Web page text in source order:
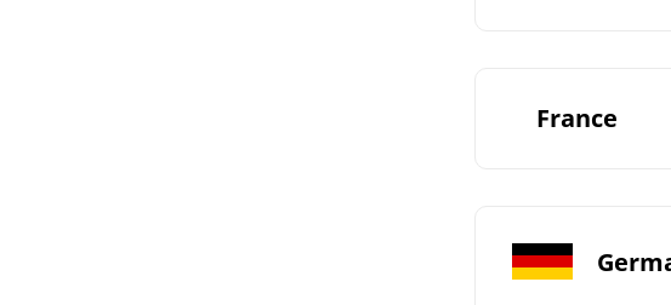
France